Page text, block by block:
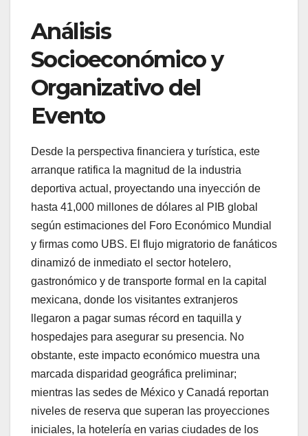
​Análisis
Socioeconómico y
Organizativo del
Evento
​Desde la perspectiva financiera y turística, este
arranque ratifica la magnitud de la industria
deportiva actual, proyectando una inyección de
hasta 41,000 millones de dólares al PIB global
según estimaciones del Foro Económico Mundial
y firmas como UBS. El flujo migratorio de fanáticos
dinamizó de inmediato el sector hotelero,
gastronómico y de transporte formal en la capital
mexicana, donde los visitantes extranjeros
llegaron a pagar sumas récord en taquilla y
hospedajes para asegurar su presencia. No
obstante, este impacto económico muestra una
marcada disparidad geográfica preliminar;
mientras las sedes de México y Canadá reportan
niveles de reserva que superan las proyecciones
iniciales, la hotelería en varias ciudades de los